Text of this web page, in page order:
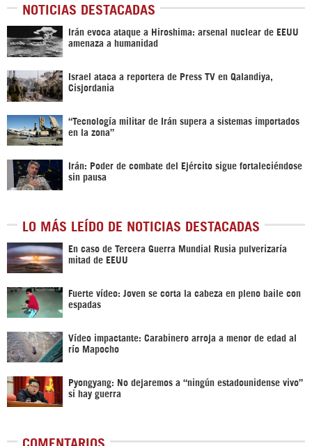
NOTICIAS DESTACADAS
Irán evoca ataque a Hiroshima: arsenal nuclear de EEUU
amenaza a humanidad
Israel ataca a reportera de Press TV en Qalandiya,
Cisjordania
“Tecnología militar de Irán supera a sistemas importados
en la zona”
Irán: Poder de combate del Ejército sigue fortaleciéndose
sin pausa
LO MÁS LEÍDO DE NOTICIAS DESTACADAS
En caso de Tercera Guerra Mundial Rusia pulverizaría
mitad de EEUU
Fuerte vídeo: Joven se corta la cabeza en pleno baile con
espadas
Vídeo impactante: Carabinero arroja a menor de edad al
río Mapocho
Pyongyang: No dejaremos a “ningún estadounidense vivo”
si hay guerra
COMENTARIOS